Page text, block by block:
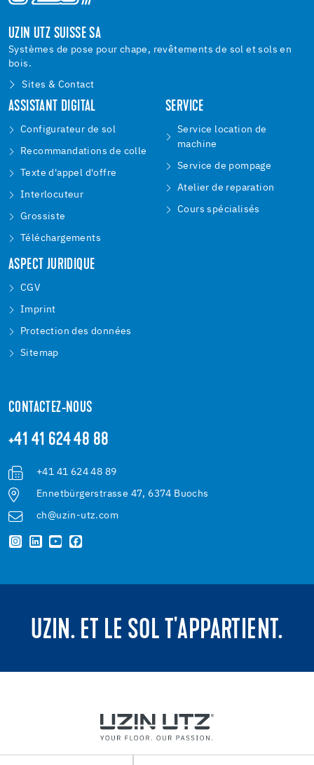
UZIN UTZ SUISSE SA
Systèmes de pose pour chape, revêtements de sol et sols en
bois.
Sites & Contact
ASSISTANT DIGITAL
Configurateur de sol
Recommandations de colle
Texte d'appel d'offre
Interlocuteur
Grossiste
Téléchargements
SERVICE
Service location de
machine
Service de pompage
Atelier de reparation
Cours spécialisés
ASPECT JURIDIQUE
CGV
Imprint
Protection des données
Sitemap
CONTACTEZ-NOUS
+41 41 624 48 88
+41 41 624 48 89
Ennetbürgerstrasse 47, 6374 Buochs
ch@uzin-utz.com
UZIN. ET LE SOL T'APPARTIENT.